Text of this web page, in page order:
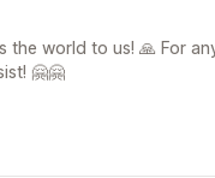
the world to us! 🙏 For
🤗🤗